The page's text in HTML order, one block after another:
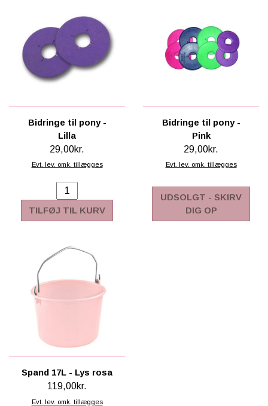
Bidringe til pony -
Lilla
29,00kr.
Evt. lev. omk. tillægges
TILFØJ TIL KURV
Bidringe til pony -
Pink
29,00kr.
Evt. lev. omk. tillægges
UDSOLGT - SKIRV
DIG OP
Spand 17L - Lys rosa
119,00kr.
Evt. lev. omk. tillægges